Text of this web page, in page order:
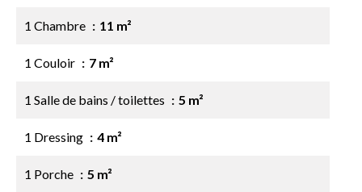
1 Chambre 11 m²
1 Couloir 7 m²
1 Salle de bains / toilettes 5 m²
1 Dressing 4 m²
1 Porche 5 m²